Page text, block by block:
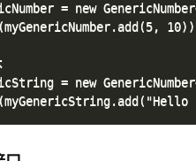
= new
= new